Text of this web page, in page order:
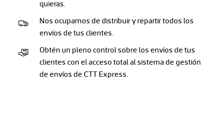
quieras.
Nos ocupamos de distribuir y repartir todos los
envíos de tus clientes.
Obtén un pleno control sobre los envíos de tus
clientes con el acceso total al sistema de gestión
de envíos de CTT Express.